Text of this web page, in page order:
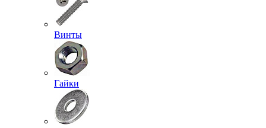
Винты
Гайки